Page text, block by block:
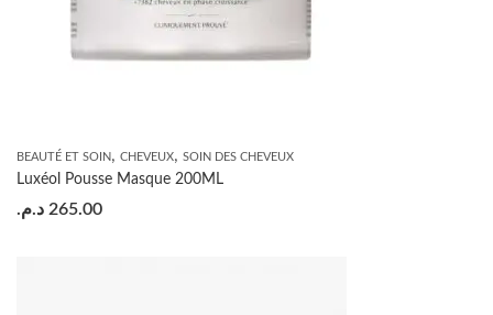
BEAUTÉ ET SOIN, CHEVEUX, SOIN DES CHEVEUX
Luxéol Pousse Masque 200ML
265.00 د.م.